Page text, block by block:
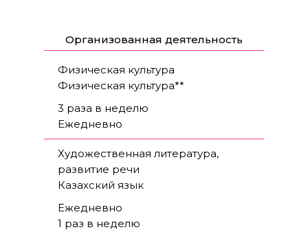
«вкус» к обучению. Эффективность
использования этих программ подтверждает
высокий уровень готовности детей к
дальнейшему изучению программы
подготовки к школе.
Организованная деятельность
3 раза в неделю
Ежедневно
Ежедневно
1 раз в неделю
Физическая культура
Физическая культура**
Художественная литература,
развитие речи
Казахский язык